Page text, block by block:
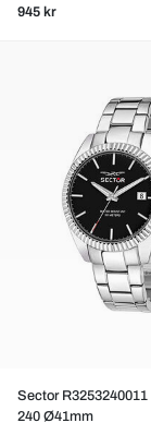
945 kr
Sector R3253240011
240 Ø41mm